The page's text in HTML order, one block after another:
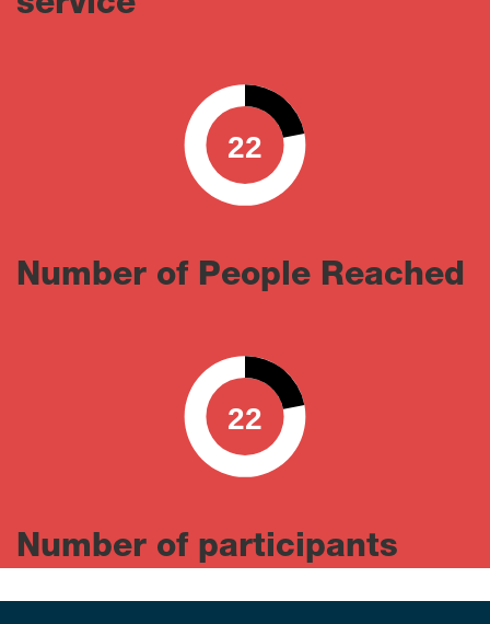
service
22
0 100
Number of People Reached
22
0 100
Number of participants